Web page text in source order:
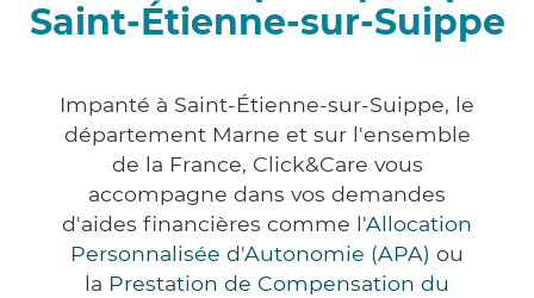
Saint-Étienne-sur-Suippe
Impanté à Saint-Étienne-sur-Suippe, le
département Marne et sur l'ensemble
de la France, Click&Care vous
accompagne dans vos demandes
d'aides financières comme l'Allocation
Personnalisée d'Autonomie (APA) ou
la Prestation de Compensation du